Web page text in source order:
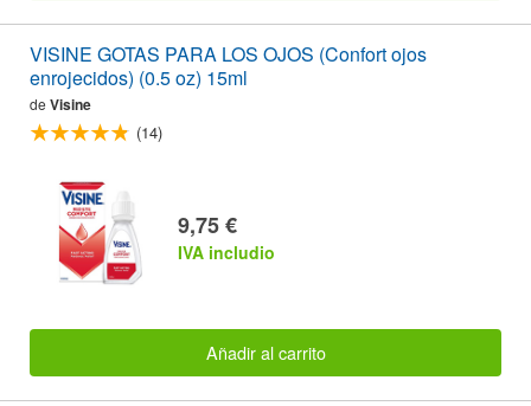
VISINE GOTAS PARA LOS OJOS (Confort ojos
enrojecidos) (0.5 oz) 15ml
de Visine
(14)
9,75 €
IVA includio
Añadir al carrito